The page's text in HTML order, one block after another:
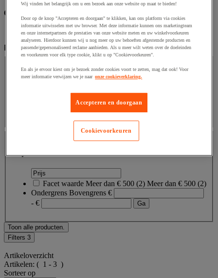
Categorieën
Industriële benodigdheden en gereedschap(3)
Filter
Merk
Merk
Facet waarde Meer dan € 500 (2) Meer dan € 500 (2)
Ondergrens Bovengrens €
- €
Toon alle producten.
Filters 3
Artikeloverzicht
Artikelen: ( 1 - 3 )
Sorteer op
Wij vinden het belangrijk om u een bezoek aan onze website op maat te bieden!
Door op de knop "Accepteren en doorgaan" te klikken, kan ons platform via cookies
informatie uitwisselen met uw browser. Met deze informatie kunnen ons marketingteam
en onze internetpartners de prestaties van onze website meten en uw winkelvoorkeuren
analyseren. Hierdoor kunnen wij u nog meer op uw behoeften afgestemde producten en
passende/gepersonaliseerd reclame aanbieden. Als u meer wilt weten over de doeleinden
en voorkeuren voor elk type cookie, klikt u op "Cookievoorkeuren".
En als je ervoor kiest om je bezoek zonder cookies voort te zetten, mag dat ook! Voor
meer informatie verwijzen we je naar onze cookieverklaring.
Accepteren en doorgaan
Cookievoorkeuren